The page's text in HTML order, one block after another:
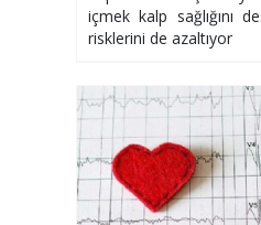
içmek kalp sağlığını
risklerini de azaltıyor